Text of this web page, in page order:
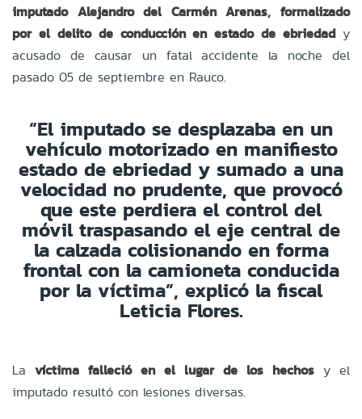
imputado Alejandro del Carmén Arenas, formalizado
por el delito de conducción en estado de ebriedady
acusado de causar un fatal accidente la noche del
pasado 05 de septiembre en Rauco.
“El imputado se desplazaba en un
vehículo motorizado en manifiesto
estado de ebriedad y sumado a una
velocidad no prudente, que provocó
que este perdiera el control del
móvil traspasando el eje central de
la calzada colisionando en forma
frontal con la camioneta conducida
por la víctima”, explicó la fiscal
Leticia Flores.
La víctima falleció en el lugar de los hechos y el
imputado resultó con lesiones diversas.